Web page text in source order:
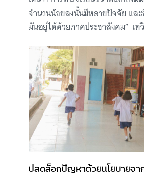
จำนวนน้อยลงนั้นมีหลายปัจจัย แล
มันอยู่ได้ด้วยภาคประชาสังคม” เท
ปลดล็อกปัญหาด้วยนโยบายจา